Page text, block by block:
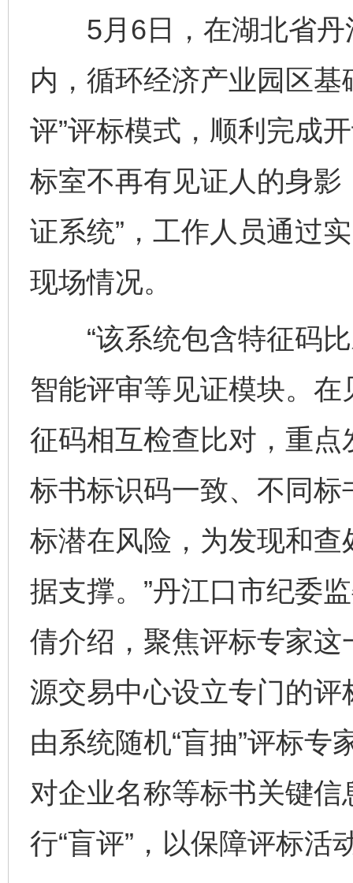
5月6日，在湖北省丹
内，循环经济产业园区
评”评标模式，顺利完成
标室不再有见证人的身影
证系统”，工作人员通过
现场情况。
“该系统包含特征码比
智能评审等见证模块。
征码相互检查比对，重
标书标识码一致、不同
标潜在风险，为发现和查
据支撑。”丹江口市纪委
倩介绍，聚焦评标专家
源交易中心设立专门的
由系统随机“盲抽”评标
对企业名称等标书关键
行“盲评”，以保障评标活